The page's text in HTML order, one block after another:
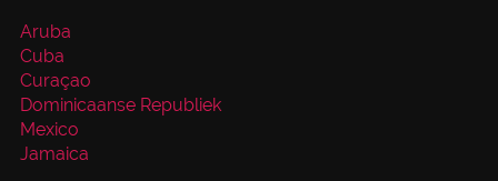
Aruba
Cuba
Curaçao
Dominicaanse Republiek
Mexico
Jamaica